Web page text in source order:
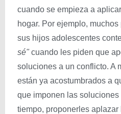
cuando se empieza a
hogar. Por ejemplo,
sus hijos adolescentes
sé"cuando les piden que
soluciones a un conflicto. A
están ya acostumbrados a
que imponen las
tiempo, proponerles